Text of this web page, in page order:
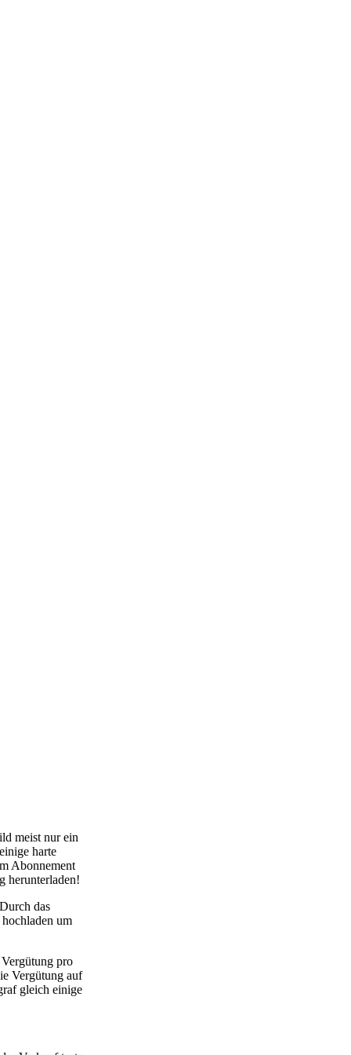
meist nur ein
harte
Abonnement
herunterladen!
das
um
pro
Vergütung auf
gleich einige